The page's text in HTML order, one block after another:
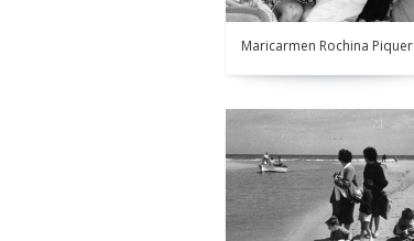
Maricarmen Rochina Piquer